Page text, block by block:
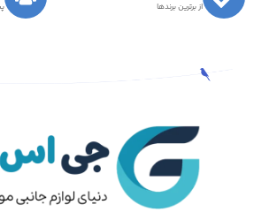
از برترین برندها